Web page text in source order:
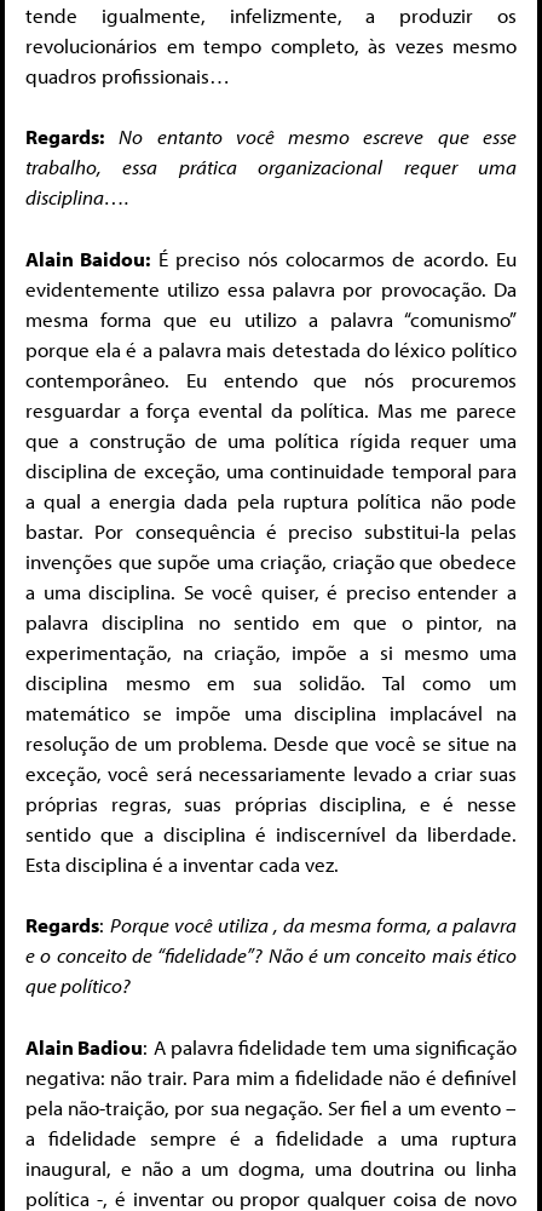
tende igualmente, infelizmente, a produzir os
revolucionários em tempo completo, às vezes mesmo
quadros profissionais…
Regards: No entanto você mesmo escreve que esse
trabalho, essa prática organizacional requer uma
disciplina….
Alain Baidou: É preciso nós colocarmos de acordo. Eu
evidentemente utilizo essa palavra por provocação. Da
mesma forma que eu utilizo a palavra “comunismo”
porque ela é a palavra mais detestada do léxico político
contemporâneo. Eu entendo que nós procuremos
resguardar a força evental da política. Mas me parece
que a construção de uma política rígida requer uma
disciplina de exceção, uma continuidade temporal para
a qual a energia dada pela ruptura política não pode
bastar. Por consequência é preciso substitui-la pelas
invenções que supõe uma criação, criação que obedece
a uma disciplina. Se você quiser, é preciso entender a
palavra disciplina no sentido em que o pintor, na
experimentação, na criação, impõe a si mesmo uma
disciplina mesmo em sua solidão. Tal como um
matemático se impõe uma disciplina implacável na
resolução de um problema. Desde que você se situe na
exceção, você será necessariamente levado a criar suas
próprias regras, suas próprias disciplina, e é nesse
sentido que a disciplina é indiscernível da liberdade.
Esta disciplina é a inventar cada vez.
Regards: Porque você utiliza , da mesma forma, a palavra
e o conceito de “fidelidade”? Não é um conceito mais ético
que político?
Alain Badiou: A palavra fidelidade tem uma significação
negativa: não trair. Para mim a fidelidade não é definível
pela não-traição, por sua negação. Ser fiel a um evento –
a fidelidade sempre é a fidelidade a uma ruptura
inaugural, e não a um dogma, uma doutrina ou linha
política -, é inventar ou propor qualquer coisa de novo